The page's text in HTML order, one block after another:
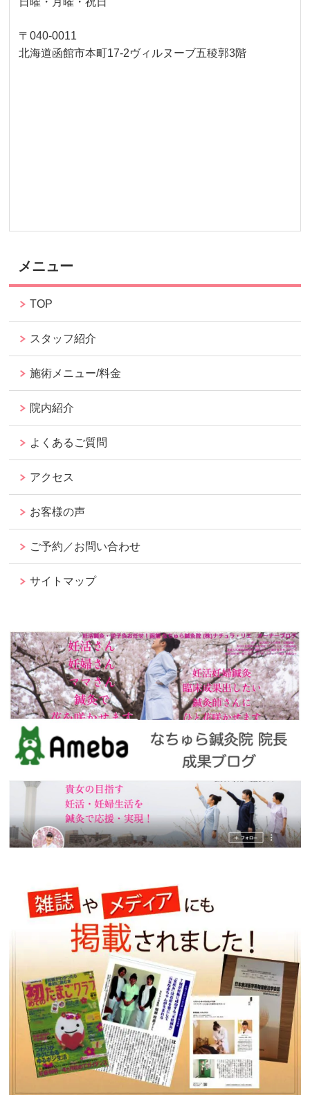
〒040-0011
北海道函館市本町17-2ヴィルヌーブ五稜郭3階
メニュー
TOP
スタッフ紹介
施術メニュー/料金
院内紹介
よくあるご質問
アクセス
お客様の声
ご予約／お問い合わせ
サイトマップ